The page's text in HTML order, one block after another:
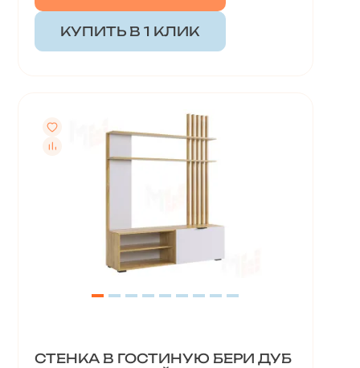
КУПИТЬ В 1 КЛИК
СТЕНКА В ГОСТИНУЮ БЕРИ ДУБ